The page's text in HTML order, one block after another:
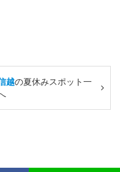
越の夏休みスポット一